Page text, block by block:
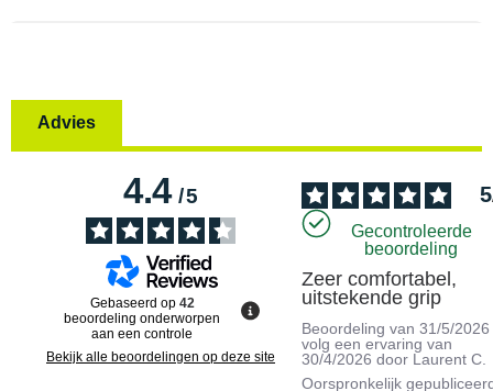
Advies
4.4/5
Gebaseerd op 42
beoordeling onderworpen
aan een controle
Bekijk alle beoordelingen op deze site
5
Gecontroleerde
beoordeling
Zeer comfortabel,
uitstekende grip
Beoordeling van31/5/2026
volg een ervaring van
30/4/2026 door Laurent C.
Oorspronkelijk